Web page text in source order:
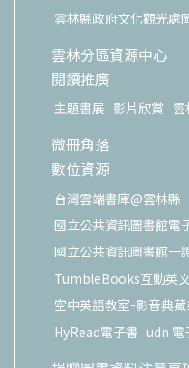
雲林縣政府文化觀光處
雲林分區資源中心
閱讀推廣
主題書展 影片欣賞 雲
微冊角落
數位資源
台灣雲端書庫@雲林縣
國立公共資訊圖書館電
國立公共資訊圖書館一
TumbleBooks互動英
空中英語教室-影音典
HyRead電子書 udn 電